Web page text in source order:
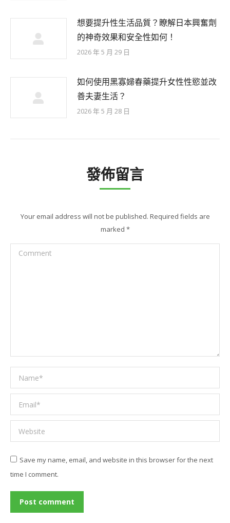
想要提升性生活品質？瞭解日本興奮劑
的神奇效果和安全性如何！
2026 年 5 月 29 日
如何使用黑寡婦春藥提升女性性慾並改
善夫妻生活？
2026 年 5 月 28 日
發佈留言
Your email address will not be published. Required fields are
marked *
Comment
Name *
Email *
Website
Save my name, email, and website in this browser for the next
time I comment.
Post comment